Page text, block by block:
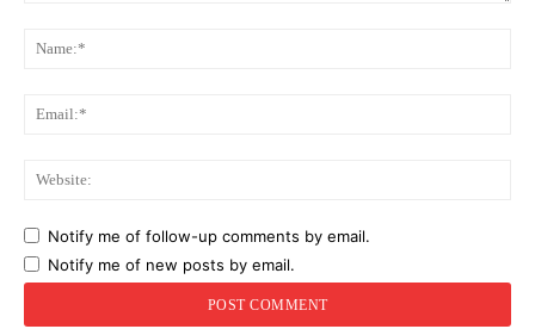
Notify me of follow-up comments by email.
Notify me of new posts by email.